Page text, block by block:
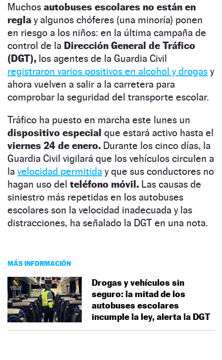
Muchos autobuses escolares no están en
regla y algunos chóferes (una minoría) ponen
en riesgo a los niños: en la última campaña de
control de la Dirección General de Tráfico
(DGT), los agentes de la Guardia Civil
registraron varios positivos en alcohol y drogas y
ahora vuelven a salir a la carretera para
comprobar la seguridad del transporte escolar.
Tráfico ha puesto en marcha este lunes un
dispositivo especial que estará activo hasta el
viernes 24 de enero. Durante los cinco días, la
Guardia Civil vigilará que los vehículos circulen a
la velocidad permitida y que sus conductores no
hagan uso del teléfono móvil. Las causas de
siniestro más repetidas en los autobuses
escolares son la velocidad inadecuada y las
distracciones, ha señalado la DGT en una nota.
MÁS INFORMACIÓN
Drogas y vehículos sin
seguro: la mitad de los
autobuses escolares
incumple la ley, alerta la DGT